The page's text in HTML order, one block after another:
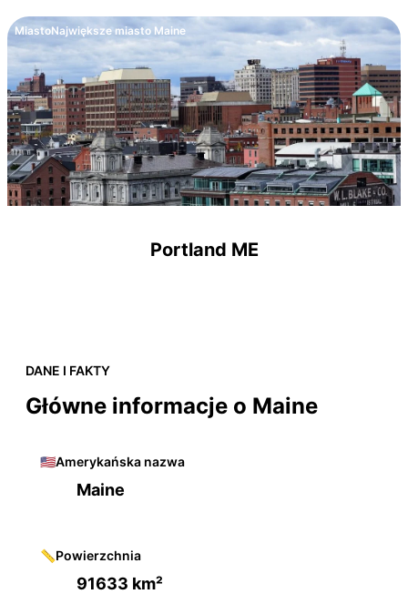
MiastoNajwiększe miasto Maine
Portland ME
DANE I FAKTY
Główne informacje o Maine
🇺🇸Amerykańska nazwa
Maine
📏Powierzchnia
91633 km²